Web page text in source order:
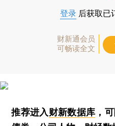
登录 后获取已
财新通会员
可畅读全文
推荐进入财新数据库 ，